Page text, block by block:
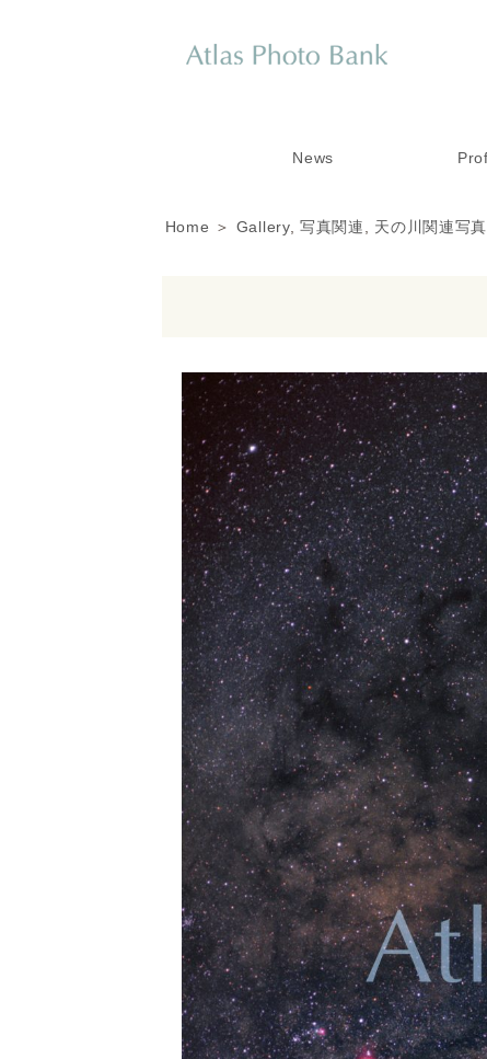
News
Home ＞ Gallery,写真関連 天の川関連写真